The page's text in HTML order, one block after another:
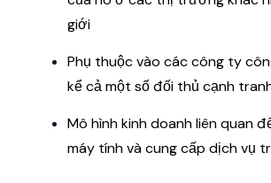
giới
Phụ thuộc vào các công ty
kể cả một số đối thủ cạnh
Mô hình kinh doanh liên quan
máy tính và cung cấp dịch vụ